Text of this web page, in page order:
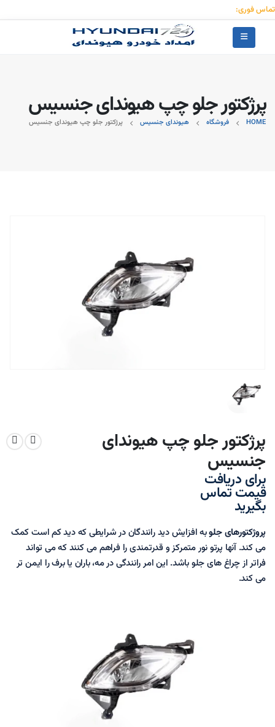
تماس فوری:
پرژکتور جلو چپ هیوندای جنسیس
HOME فروشگاه هیوندای جنسیس پرژکتور جلو چپ هیوندای جنسیس
پرژکتور جلو چپ هیوندای
جنسیس
برای دریافت
قیمت تماس
بگیرید
پروژکتورهای جلوبه افزایش دید رانندگان در شرایطی که دید کم است کمک
می کند. آنها پرتو نور متمرکز و قدرتمندی را فراهم می کنند که می تواند
فراتر از چراغ های جلو باشد. این امر رانندگی در مه، باران یا برف را ایمن تر
می کند.